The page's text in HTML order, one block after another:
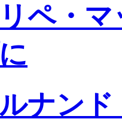
ペ・
ナン